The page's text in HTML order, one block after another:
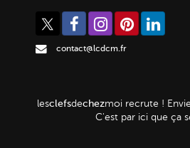
contact@lcdcm.fr
lesclefsdechezmoi recrute !
C'est par ici que ça